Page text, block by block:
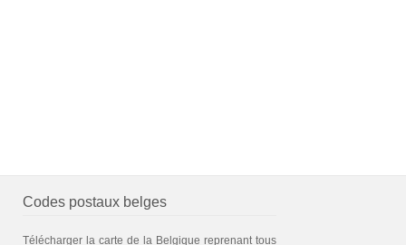
Codes postaux belges
Télécharger la carte de la Belgique reprenant tous